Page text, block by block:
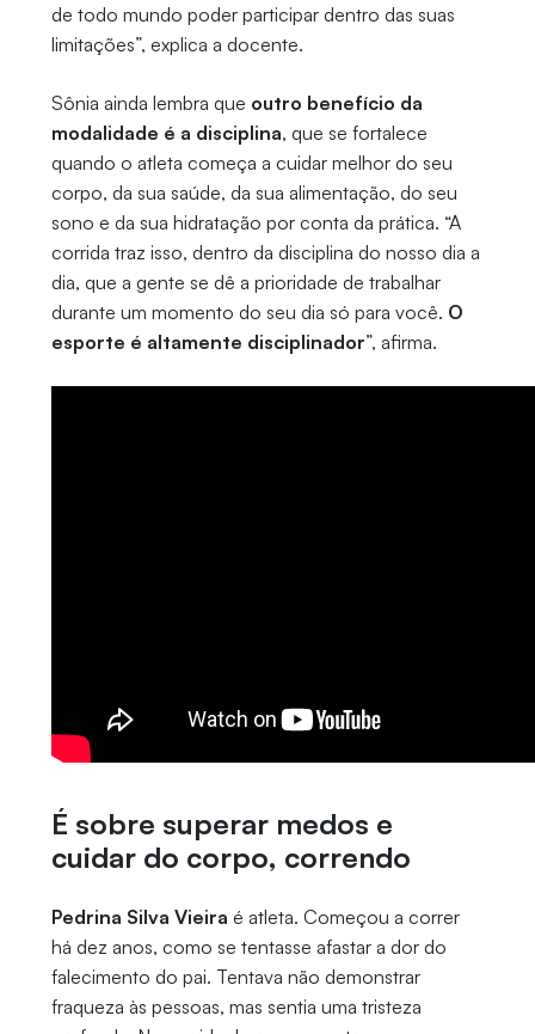
de todo mundo poder participar dentro das suas
limitações”, explica a docente.
Sônia ainda lembra que outro benefício da
modalidade é a disciplina, que se fortalece
quando o atleta começa a cuidar melhor do seu
corpo, da sua saúde, da sua alimentação, do seu
sono e da sua hidratação por conta da prática. “A
corrida traz isso, dentro da disciplina do nosso dia a
dia, que a gente se dê a prioridade de trabalhar
durante um momento do seu dia só para você. O
esporte é altamente disciplinador”, afirma.
É sobre superar medos e
cuidar do corpo, correndo
Pedrina Silva Vieira é atleta. Começou a correr
há dez anos, como se tentasse afastar a dor do
falecimento do pai. Tentava não demonstrar
fraqueza às pessoas, mas sentia uma tristeza